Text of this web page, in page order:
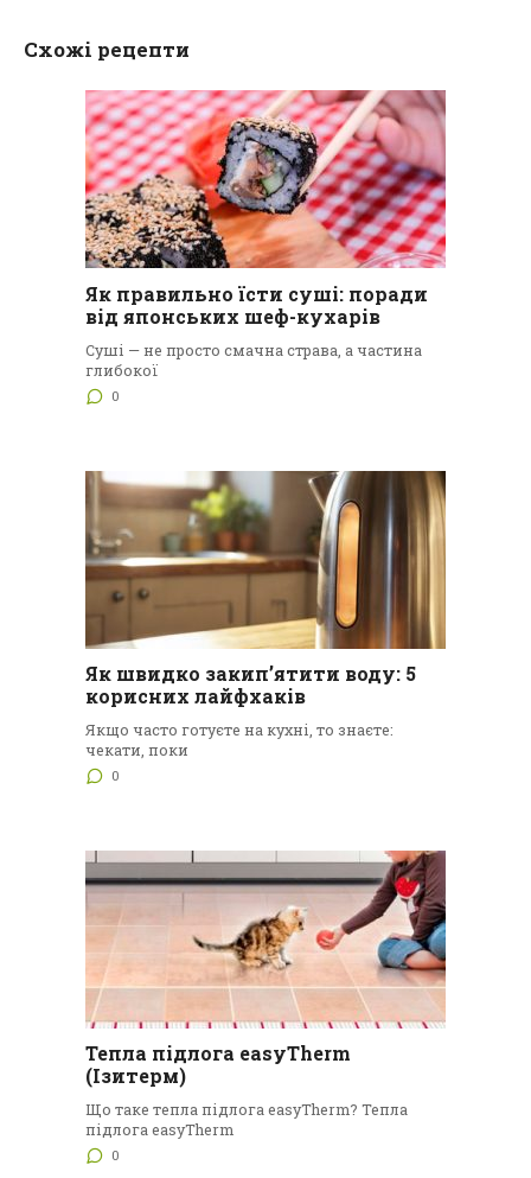
Схожі рецепти
Як правильно їсти суші: поради
від японських шеф-кухарів
Суші — не просто смачна страва, а частина
глибокої
0
Як швидко закип’ятити воду: 5
корисних лайфхаків
Якщо часто готуєте на кухні, то знаєте:
чекати, поки
0
Тепла підлога easyTherm
(Ізитерм)
Що таке тепла підлога easyTherm? Тепла
підлога easyTherm
0